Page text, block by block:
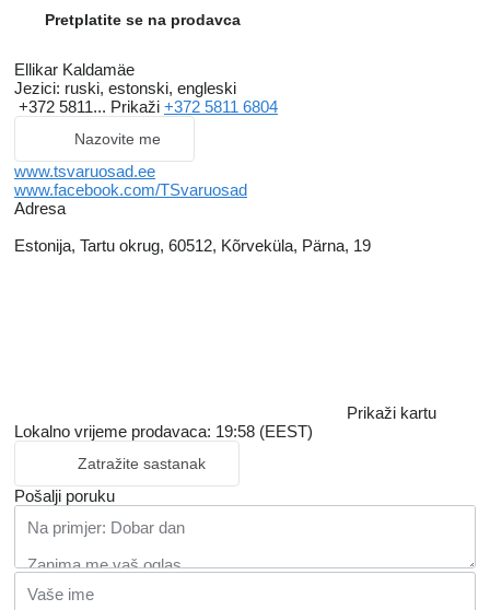
Pretplatite se na prodavca
Ellikar Kaldamäe
Jezici: ruski, estonski, engleski
+372 5811... Prikaži +372 5811 6804
Nazovite me
www.tsvaruosad.ee
www.facebook.com/TSvaruosad
Adresa
Estonija, Tartu okrug, 60512, Kõrveküla, Pärna, 19
Prikaži kartu
Lokalno vrijeme prodavaca: 19:58 (EEST)
Zatražite sastanak
Pošalji poruku